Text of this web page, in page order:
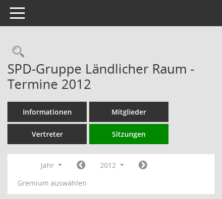
Toggle navigation
Rechercheauswahl
SPD-Gruppe Ländlicher Raum -
Termine 2012
Informationen Mitglieder
Vertreter Sitzungen
Jahr
2012
Gremium auswählen